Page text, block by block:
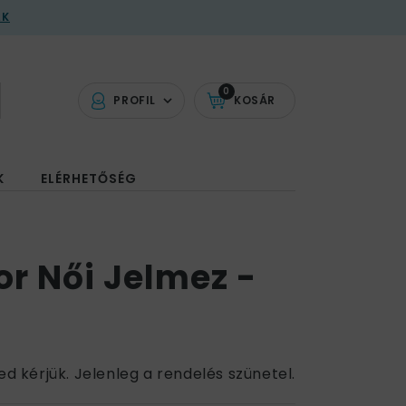
PROFIL KOSÁR
0
ELÉRHETŐSÉG
Női Jelmez -
kérjük. Jelenleg a rendelés szünetel.